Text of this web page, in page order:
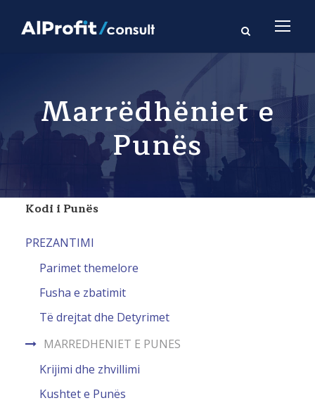
Marrëdhëniet e
Punës
Kodi i Punës
PREZANTIMI
Parimet themelore
Fusha e zbatimit
Të drejtat dhe Detyrimet
MARREDHENIET E PUNES
Krijimi dhe zhvillimi
Kushtet e Punës